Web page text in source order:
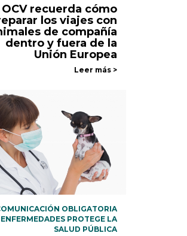
OCV recuerda cómo
los viajes con
de compañía
dentro y fuera de la
Unión Europea
Leer más >
OBLIGATORIA
PROTEGE LA
SALUD PÚBLICA